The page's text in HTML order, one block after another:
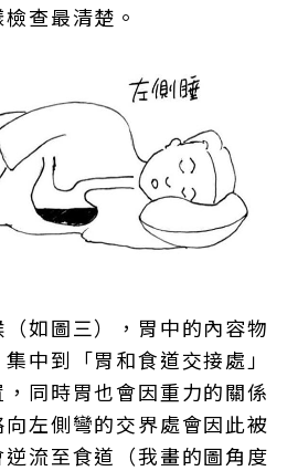
查最清楚。
如圖三），胃中的內容物
中到「胃和食道交接處」
同時胃也會因重力的關係
左側彎的交界處會因此被
流至食道（我畫的圖角度